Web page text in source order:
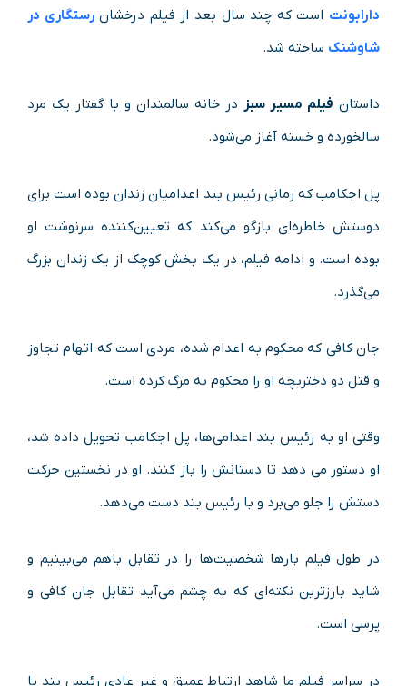
دارابونت است که چند سال بعد از فیلم درخشانرستگاری در
شاوشنک ساخته شد.
داستان فیلم مسیر سبز در خانه‌ سالمندان و با گفتار یک مرد
سالخورده و خسته آغاز می‌شود.
پل اجکامب که زمانی رئیس بند اعدامیان زندان بوده است برای
دوستش خاطره‌ای بازگو می‌کند که تعیین‌کننده‌ سرنوشت او
بوده است. و ادامه فیلم، در یک بخش کوچک از یک زندان بزرگ
می‌گذرد.
جان کافی که محکوم به اعدام شده، مردی است که اتهام تجاوز
و قتل دو دختربچه او را محکوم به مرگ کرده‌ است.
وقتی او به رئیس بند اعدامی‌ها، پل اجکامب تحویل داده شد،
او دستور می دهد تا دستانش را باز کنند. او در نخستین حرکت
دستش را جلو می‌برد و با رئیس بند دست می‌دهد.
در طول فیلم بارها شخصیت‌ها را در تقابل باهم می‌بینیم و
شاید بارزترین نکته‌ای که به چشم می‌آید تقابل جان کافی و
پرسی است.
در سراسر فیلم ما شاهد ارتباط عمیق و غیر عادی رئیس بند با